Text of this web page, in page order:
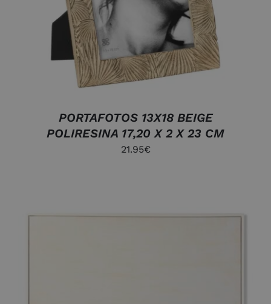
PORTAFOTOS 13X18 BEIGE
POLIRESINA 17,20 X 2 X 23 CM
21.95€